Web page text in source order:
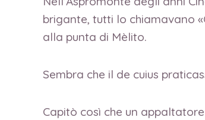
brigante, tutti lo chiamavano
alla punta di Mèlito.
Sembra che il de cuius
Capitò così che un